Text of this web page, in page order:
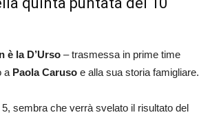
è la D’Urso – trasmessa in prime time
a Paola Caruso e alla sua storia famigliare.
sembra che verrà svelato il risultato del